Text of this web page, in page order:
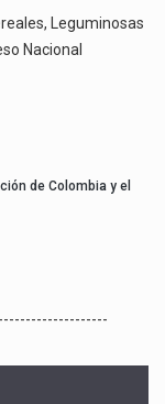
Leguminosas
Nacional
de Colombia y el